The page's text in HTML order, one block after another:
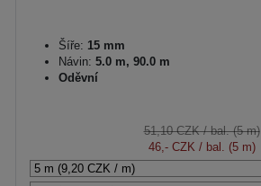
Šíře: 15 mm
Návin: 5.0 m, 90.0 m
Oděvní
51,10 CZK/ bal. (5 m)
46,- CZK / bal. (5 m)